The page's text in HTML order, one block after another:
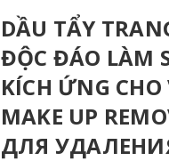
DẦU TẨY
ĐỘC ĐÁO LÀM
KÍCH ỨNG
MAKE UP
ДЛЯ